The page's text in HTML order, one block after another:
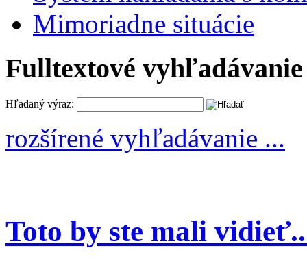
Mimoriadne situácie
Fulltextové vyhľadávanie
Hľadaný výraz:
rozšírené vyhľadávanie ...
Toto by ste mali